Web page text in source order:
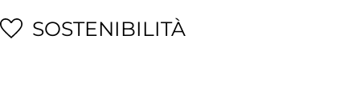
SOSTENIBILITÀ